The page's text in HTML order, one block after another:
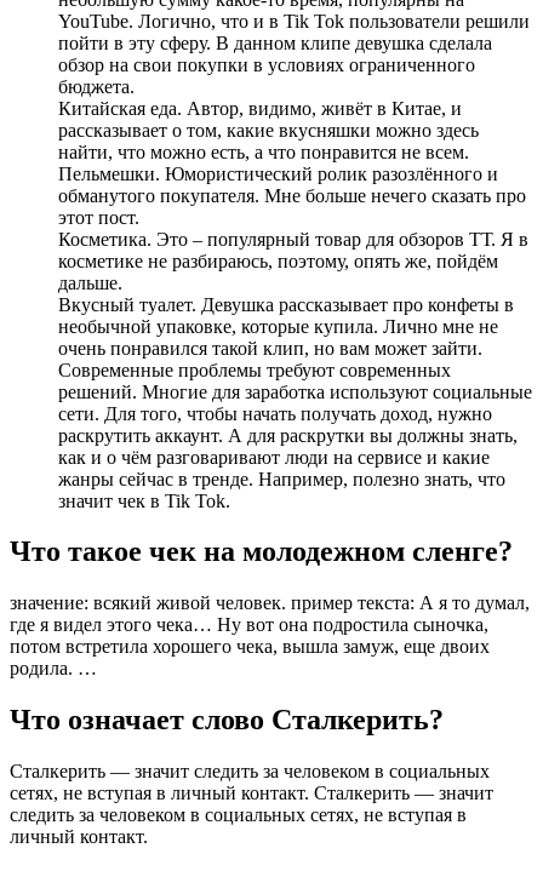
YouTube. Логично, что и в Tik Tok пользователи решили
пойти в эту сферу. В данном клипе девушка сделала
обзор на свои покупки в условиях ограниченного
бюджета.
Китайская еда. Автор, видимо, живёт в Китае, и
рассказывает о том, какие вкусняшки можно здесь
найти, что можно есть, а что понравится не всем.
Пельмешки. Юмористический ролик разозлённого и
обманутого покупателя. Мне больше нечего сказать про
этот пост.
Косметика. Это – популярный товар для обзоров ТТ. Я в
косметике не разбираюсь, поэтому, опять же, пойдём
дальше.
Вкусный туалет. Девушка рассказывает про конфеты в
необычной упаковке, которые купила. Лично мне не
очень понравился такой клип, но вам может зайти.
Современные проблемы требуют современных
решений. Многие для заработка используют социальные
сети. Для того, чтобы начать получать доход, нужно
раскрутить аккаунт. А для раскрутки вы должны знать,
как и о чём разговаривают люди на сервисе и какие
жанры сейчас в тренде. Например, полезно знать, что
значит чек в Tik Tok.
Что такое чек на молодежном сленге?
значение: всякий живой человек. пример текста: А я то думал,
где я видел этого чека… Ну вот она подростила сыночка,
потом встретила хорошего чека, вышла замуж, еще двоих
родила. …
Что означает слово Сталкерить?
Сталкерить — значит следить за человеком в социальных
сетях, не вступая в личный контакт. Сталкерить — значит
следить за человеком в социальных сетях, не вступая в
личный контакт.